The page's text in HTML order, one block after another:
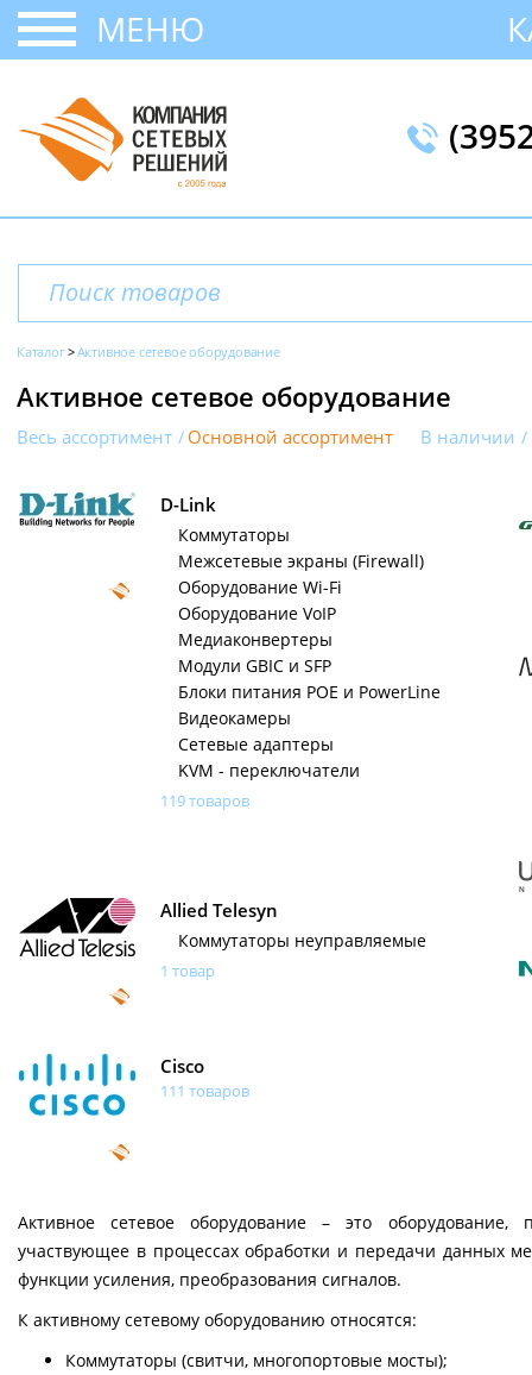
МЕНЮ
Каталог Активное сетевое оборудование
Активное сетевое оборудование
Весь ассортимент Основной ассортимент В наличии
D-Link
Коммутаторы
Межсетевые экраны (Firewall)
Оборудование Wi-Fi
Оборудование VoIP
Медиаконвертеры
Модули GBIC и SFP
Блоки питания POE и PowerLine
Видеокамеры
Сетевые адаптеры
KVM - переключатели
119 товаров
Allied Telesyn
Коммутаторы неуправляемые
1 товар
Cisco
111 товаров
Активное сетевое оборудование – это оборудование,
участвующее в процессах обработки и передачи данных
функции усиления, преобразования сигналов.
К активному сетевому оборудованию относятся:
Коммутаторы (свитчи, многопортовые мосты);